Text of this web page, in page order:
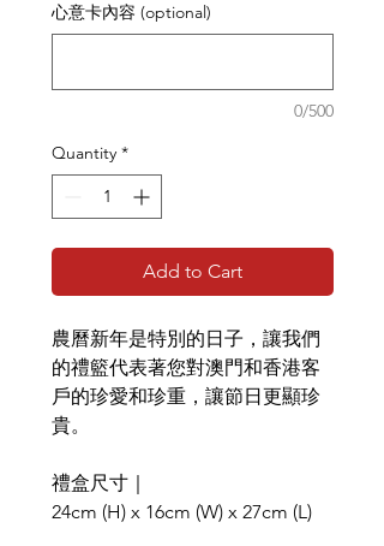
心意卡內容 (optional)
0/500
Quantity *
Add to Cart
農曆新年是特別的日子，讓我們
的禮籃代表著您對澳門和香港客
戶的珍愛和珍重，讓節日更顯珍
貴。
禮盒尺寸｜
24cm (H) x 16cm (W) x 27cm (L)